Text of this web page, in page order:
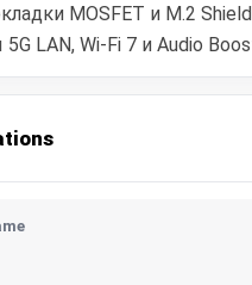
MOSFET и M.2
LAN, Wi-Fi 7 и Audio